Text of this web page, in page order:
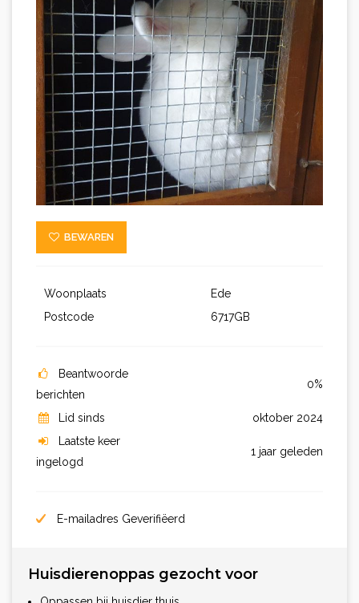
BEWAREN
Woonplaats
Ede
Postcode
6717GB
Beantwoorde
berichten
0%
Lid sinds
oktober 2024
Laatste keer
ingelogd
1 jaar geleden
E-mailadres Geverifiëerd
Huisdierenoppas gezocht voor